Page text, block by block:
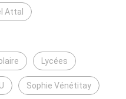
Attal
Lycées
Sophie Vénétitay